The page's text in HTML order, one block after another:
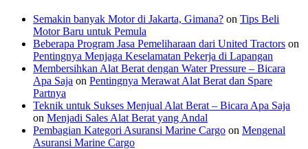
Semakin banyak Motor di Jakarta, Gimana? on Tips Beli
Motor Baru untuk Pemula
Beberapa Program Jasa Pemeliharaan dari United Tractors on
Pentingnya Menjaga Keselamatan Pekerja di Lapangan
Membersihkan Alat Berat dengan Water Pressure – Bicara
Apa Saja on Pentingnya Merawat Alat Berat dan Spare
Partnya
Teknik untuk Sukses Menjual Alat Berat – Bicara Apa Saja
on Menjadi Sales Alat Berat yang Andal
Pembagian Kategori Asuransi Marine Cargo on Mengenal
Asuransi Marine Cargo